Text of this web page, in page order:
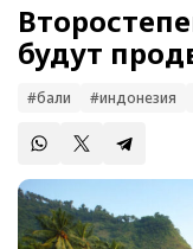
будут
#бали #индонезия